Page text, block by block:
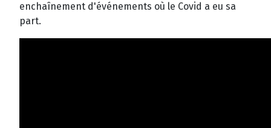
enchaînement d'événements où le Covid a eu sa
part.